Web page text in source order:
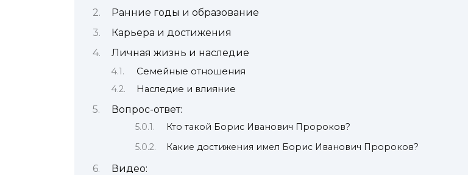
Ранние годы и образование
Карьера и достижения
Личная жизнь и наследие
Семейные отношения
Наследие и влияние
Вопрос-ответ:
Кто такой Борис Иванович Пророков?
Какие достижения имел Борис Иванович Пророков?
Видео: